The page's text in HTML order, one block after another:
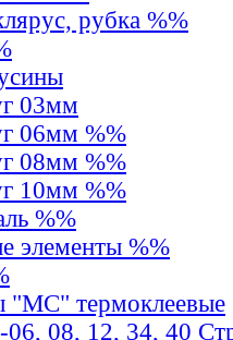
рубка %%
03мм
06мм %%
08мм %%
10мм %%
%%
элементы %%
"MС" термоклеевые
06, 08, 12, 34, 40